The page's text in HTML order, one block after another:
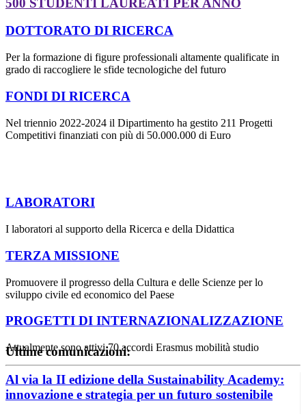
500 STUDENTI LAUREATI PER ANNO
DOTTORATO DI RICERCA
Per la formazione di figure professionali altamente qualificate in
grado di raccogliere le sfide tecnologiche del futuro
FONDI DI RICERCA
Nel triennio 2022-2024 il Dipartimento ha gestito 211 Progetti
Competitivi finanziati con più di 50.000.000 di Euro
LABORATORI
I laboratori al supporto della Ricerca e della Didattica
TERZA MISSIONE
Promuovere il progresso della Cultura e delle Scienze per lo
sviluppo civile ed economico del Paese
PROGETTI DI INTERNAZIONALIZZAZIONE
Attualmente sono attivi 70 accordi Erasmus mobilità studio
Ultime comunicazioni:
Al via la II edizione della Sustainability Academy:
innovazione e strategia per un futuro sostenibile